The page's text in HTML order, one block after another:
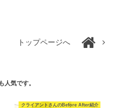
トップページへ
人気です。
クライアントさんのBefore After紹介